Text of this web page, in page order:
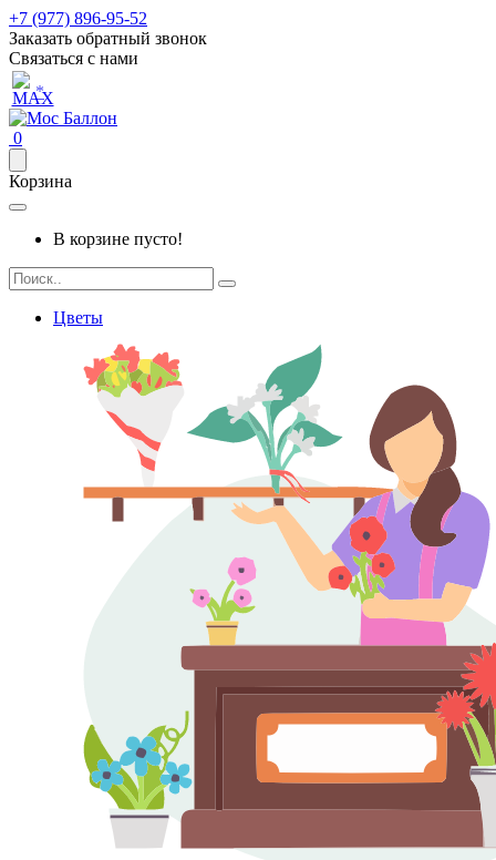
+7 (977) 896-95-52
Заказать обратный звонок
Связаться с нами
*
0
Корзина
В корзине пусто!
Цветы